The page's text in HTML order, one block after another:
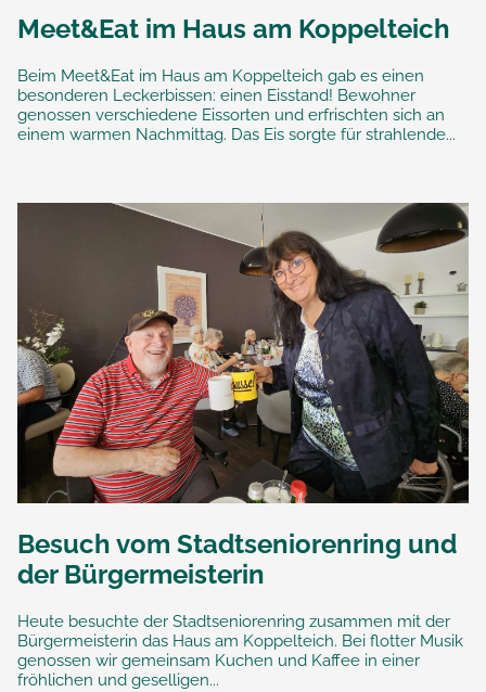
Meet&Eat im Haus am Koppelteich
Beim Meet&Eat im Haus am Koppelteich gab es einen
besonderen Leckerbissen: einen Eisstand! Bewohner
genossen verschiedene Eissorten und erfrischten sich an
einem warmen Nachmittag. Das Eis sorgte für strahlende...
Besuch vom Stadtseniorenring und
der Bürgermeisterin
Heute besuchte der Stadtseniorenring zusammen mit der
Bürgermeisterin das Haus am Koppelteich. Bei flotter Musik
genossen wir gemeinsam Kuchen und Kaffee in einer
fröhlichen und geselligen...